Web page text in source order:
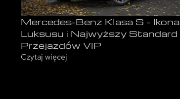
Mercedes-Benz Klasa S – Ikona
Luksusu i Najwyższy Standard
Przejazdów VIP
Czytaj więcej